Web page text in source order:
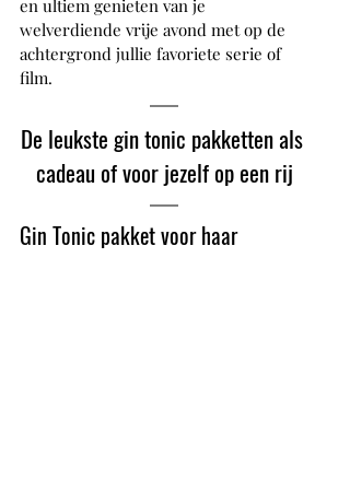
en ultiem genieten van je
welverdiende vrije avond met op de
achtergrond jullie favoriete serie of
film.
De leukste gin tonic pakketten als
cadeau of voor jezelf op een rij
Gin Tonic pakket voor haar